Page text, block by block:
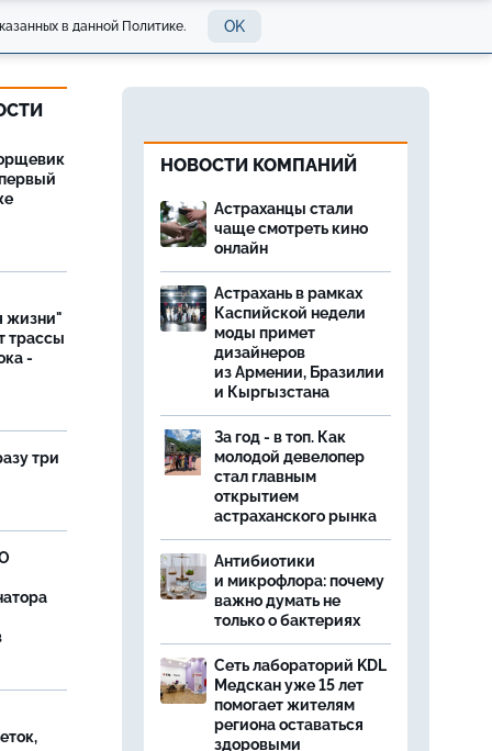
в данной Политике. OK
жизни"
трассы
-
три
НОВОСТИ КОМПАНИЙ
Астраханцы стали
чаще смотреть кино
онлайн
Астрахань в рамках
Каспийской недели
моды примет
дизайнеров
из Армении, Бразилии
и Кыргызстана
За год - в топ. Как
молодой девелопер
стал главным
открытием
астраханского рынка
Антибиотики
и микрофлора: почему
важно думать не
только о бактериях
Сеть лабораторий KDL
Медскан уже 15 лет
помогает жителям
региона оставаться
здоровыми